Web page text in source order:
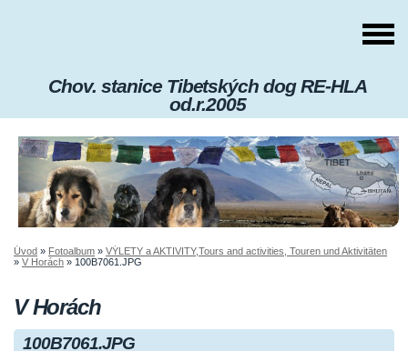
Chov. stanice Tibetských dog RE-HLA
od.r.2005
Úvod » Fotoalbum » VÝLETY a AKTIVITY,Tours and activities, Touren und Aktivitäten
» V Horách » 100B7061.JPG
V Horách
100B7061.JPG